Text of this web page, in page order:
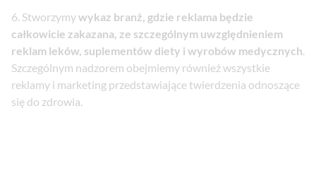
Stworzymywykaz branż, gdzie reklama będzie
całkowicie zakazana, ze szczególnym uwzględnieniem
reklam leków, suplementów diety i wyrobów medycznych
Szczególnym nadzorem obejmiemy również wszystkie
reklamy i marketing przedstawiające twierdzenia odnoszące
się do zdrowia.